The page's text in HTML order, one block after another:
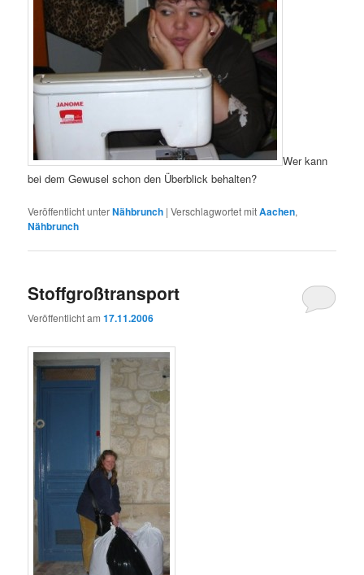
Wer kann
bei dem Gewusel schon den Überblick behalten?
Veröffentlicht unterNähbrunch |Verschlagwortet mitAachen,
Nähbrunch
Stoffgroßtransport
Veröffentlicht am17.11.2006